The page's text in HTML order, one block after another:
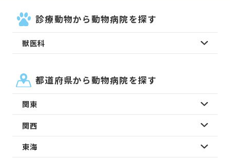
診療動物から動物病院を探す
獣医科
都道府県から動物病院を探す
関東
関西
東海